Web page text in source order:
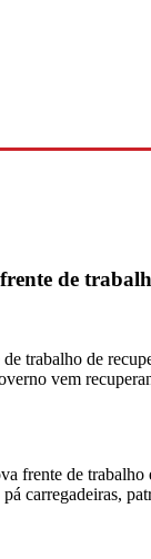
de
trabalho de
vem
frente de
carregadeiras,